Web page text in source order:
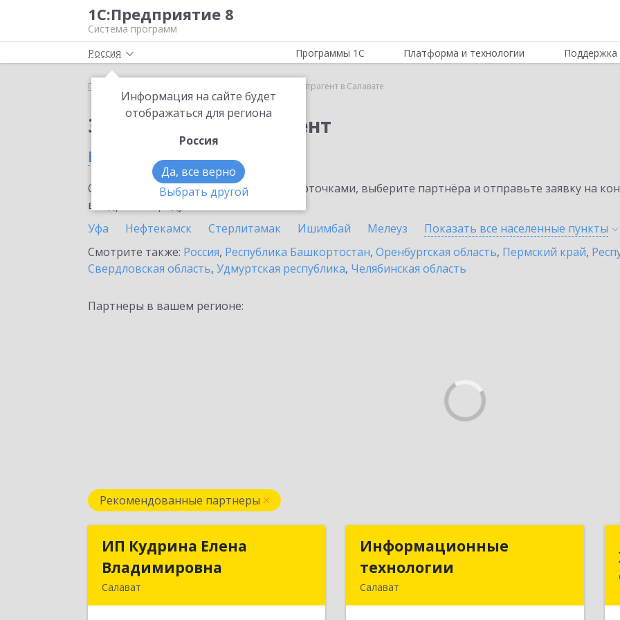
1С:Предприятие 8
Система программ
Россия
Информация на сайте будет
отображаться для региона
Россия
Да, все верно
Выбрать другой
Программы 1С Платформа и технологии Поддержка
Главная 1С:Контрагент в Салавате
Заказать 1С:Контрагент
в Салавате
Ознакомьтесь с информационными карточками, выберите партнёра и отправьте заявку на
внедрение продукта.
Уфа
Нефтекамск Стерлитамак Ишимбай Мелеуз Показать все населенные пункты
Смотрите также: Россия, Республика Башкортостан, Оренбургская область, Пермский край,
Свердловская область, Удмуртская республика, Челябинская область
Партнеры в вашем регионе:
Рекомендованные партнеры
ИП Кудрина Елена
Владимировна
Салават
ИП Кудрина Елена
Владимировна
Информационные
технологии
Салават
Информационные